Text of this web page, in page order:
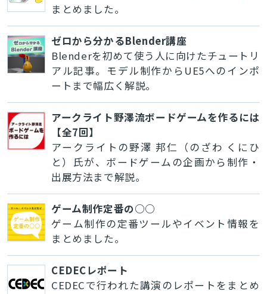
まとめました。
ゼロから分かるBlender講座
Blenderを初めて使う人に向けたチュートリ
アル記事。モデル制作からUE5へのインポ
ートまで幅広く解説。
アークライト野澤流ボードゲームを作るには
【全7回】
アークライトの野澤 邦仁（のざわ くにひ
と）氏が、ボードゲームの企画から制作・
出展方法まで解説。
ゲーム制作定番の○○
ゲーム制作の定番ツールやイベント情報を
まとめました。
CEDECレポート
CEDECで行われた講演のレポートをまとめ